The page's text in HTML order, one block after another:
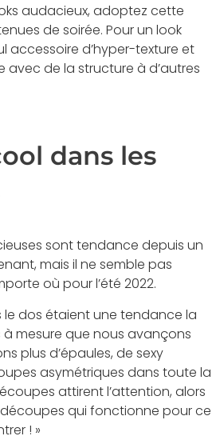
audacieux, adoptez cette
de soirée. Pour un look
accessoire d’hyper-texture et
avec de la structure à d’autres
dans les
sont tendance depuis un
mais il ne semble pas
où pour l’été 2022.
le dos étaient une tendance la
à mesure que nous avançons
plus d’épaules, de sexy
asymétriques dans toute la
attirent l’attention, alors
qui fonctionne pour ce
! »